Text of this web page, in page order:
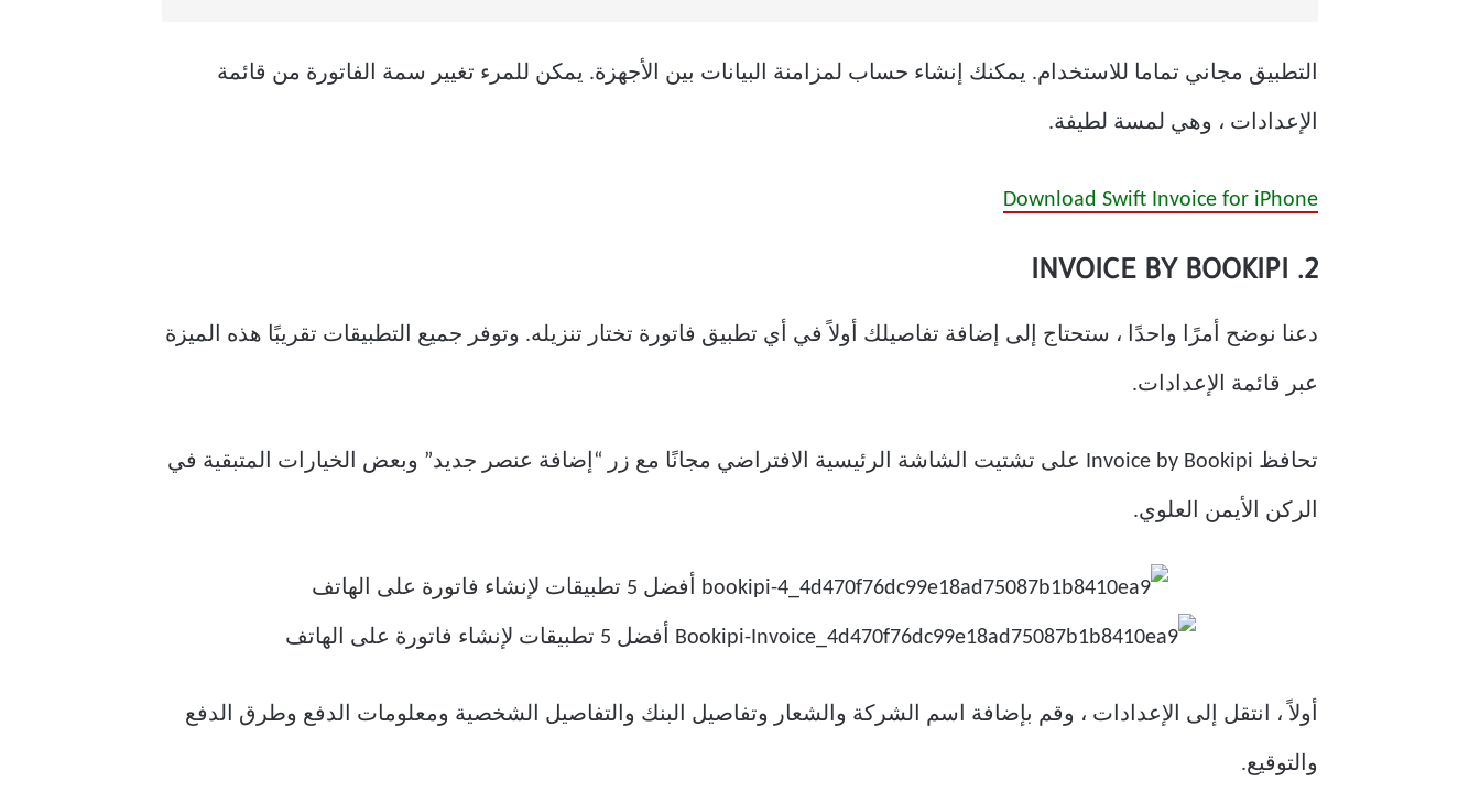
التطبيق مجاني تماما للاستخدام. يمكنك إنشاء حساب لمزامنة البيانات بين الأجهزة. يمكن للمرء تغيير سمة الفاتورة من قائمة
الإعدادات ، وهي لمسة لطيفة.
Download Swift Invoice for iPhone
2. INVOICE BY BOOKIPI
دعنا نوضح أمرًا واحدًا ، ستحتاج إلى إضافة تفاصيلك أولاً في أي تطبيق فاتورة تختار تنزيله. وتوفر جميع التطبيقات تقريبًا هذه الميزة
عبر قائمة الإعدادات.
تحافظ Invoice by Bookipi على تشتيت الشاشة الرئيسية الافتراضي مجانًا مع زر “إضافة عنصر جديد” وبعض الخيارات المتبقية في
الركن الأيمن العلوي.
أولاً ، انتقل إلى الإعدادات ، وقم بإضافة اسم الشركة والشعار وتفاصيل البنك والتفاصيل الشخصية ومعلومات الدفع وطرق الدفع
والتوقيع.